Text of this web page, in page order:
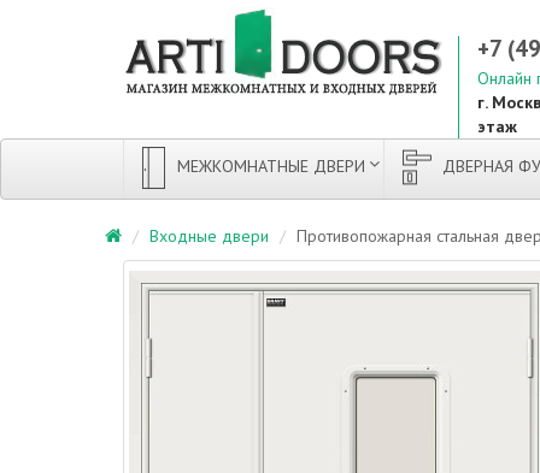
+7
Онлайн
г.
этаж
МЕЖКОМНАТНЫЕ ДВЕРИ ДВЕРНАЯ
Входные двери Противопожарная стальная